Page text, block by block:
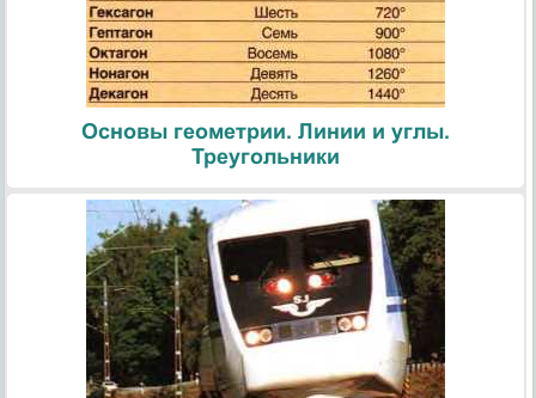
Основы геометрии. Линии и углы.
Треугольники